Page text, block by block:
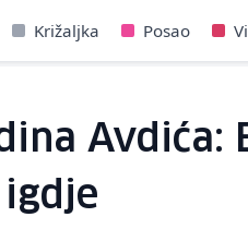
Križaljka Posao
Avdića: